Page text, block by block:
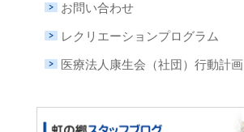
お問い合わせ
レクリエーションプログラム
医療法人康生会（社団）行動計画